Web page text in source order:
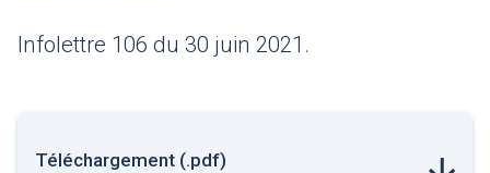
Infolettre 106 du 30 juin 2021.
Téléchargement (.pdf)